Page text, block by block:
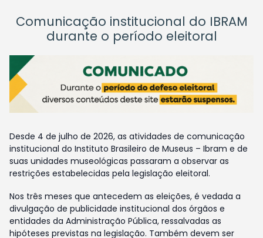
Comunicação institucional do IBRAM
durante o período eleitoral
Desde 4 de julho de 2026, as atividades de comunicação
institucional do Instituto Brasileiro de Museus – Ibram e de
suas unidades museológicas passaram a observar as
restrições estabelecidas pela legislação eleitoral.
Nos três meses que antecedem as eleições, é vedada a
divulgação de publicidade institucional dos órgãos e
entidades da Administração Pública, ressalvadas as
hipóteses previstas na legislação. Também devem ser